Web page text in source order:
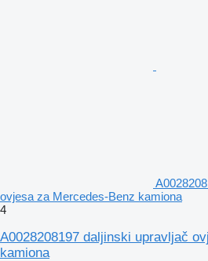
ovjesa za Mercedes-Benz kamiona
4
A0028208197 daljinski upravljač
kamiona